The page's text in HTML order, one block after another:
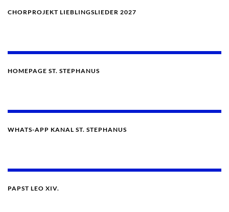
CHORPROJEKT LIEBLINGSLIEDER 2027
HOMEPAGE ST. STEPHANUS
WHATS-APP KANAL ST. STEPHANUS
PAPST LEO XIV.